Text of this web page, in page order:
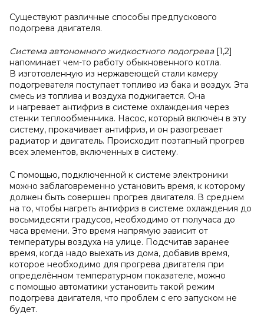
Существуют различные способы предпускового
подогрева двигателя.
Система автономного жидкостного подогрева[1,2]
напоминает чем-то работу обыкновенного котла.
В изготовленную из нержавеющей стали камеру
подогревателя поступает топливо из бака и воздух. Эта
смесь из топлива и воздуха поджигается. Она
и нагревает антифриз в системе охлаждения через
стенки теплообменника. Насос, который включён в эту
систему, прокачивает антифриз, и он разогревает
радиатор и двигатель. Происходит поэтапный прогрев
всех элементов, включенных в систему.
С помощью, подключенной к системе электроники
можно заблаговременно установить время, к которому
должен быть совершен прогрев двигателя. В среднем
на то, чтобы нагреть антифриз в системе охлаждения до
восьмидесяти градусов, необходимо от получаса до
часа времени. Это время напрямую зависит от
температуры воздуха на улице. Подсчитав заранее
время, когда надо выехать из дома, добавив время,
которое необходимо для прогрева двигателя при
определённом температурном показателе, можно
с помощью автоматики установить такой режим
подогрева двигателя, что проблем с его запуском не
будет.